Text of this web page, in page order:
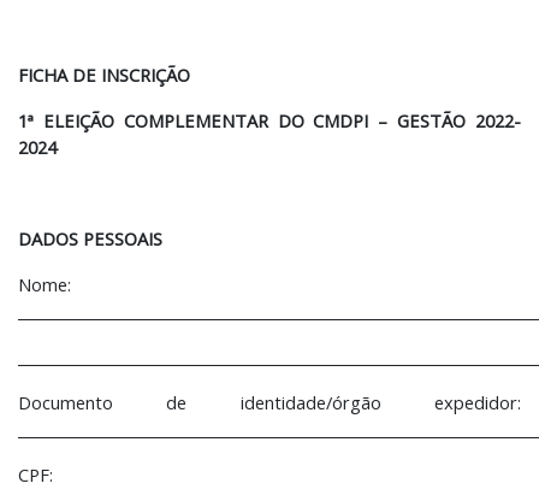
FICHA DE INSCRIÇÃO
1ª ELEIÇÃO COMPLEMENTAR DO CMDPI – GESTÃO 2022-
2024
DADOS PESSOAIS
Nome:
Documento de identidade/órgão expedidor:
CPF: